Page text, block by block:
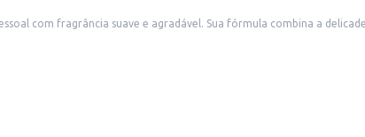
com fragrância suave e agradável. Sua fórmula combina a
oferecendo uma opção de cuidado pessoal com um aroma